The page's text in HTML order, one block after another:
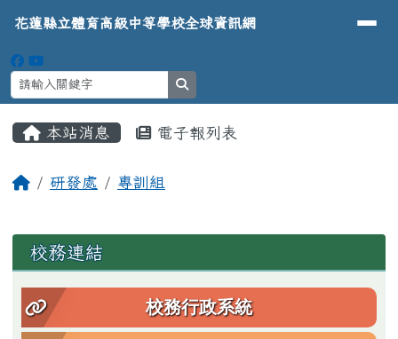
花蓮縣立體育高級中等學校全球資
導覽列
花蓮縣立體育高級中等學校全球資訊網
本站消息 電子報列表
回首頁
研發處 專訓組
文章列表
左邊區域內容
校務連結
校務行政系統